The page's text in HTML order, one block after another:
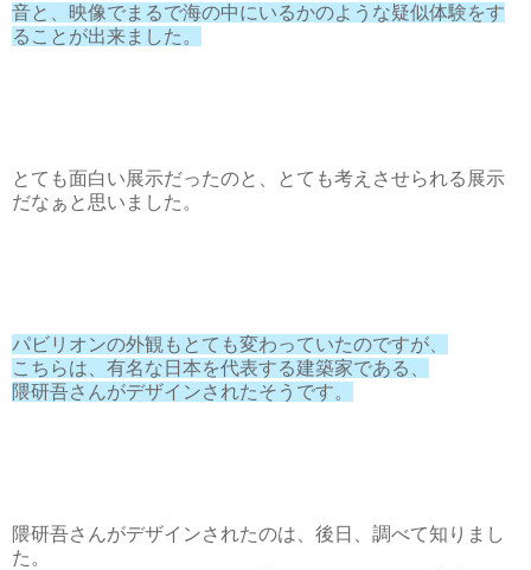
音と、映像でまるで海の中にいるかのような疑似体験をす
ることが出来ました。
とても面白い展示だったのと、とても考えさせられる展示
だなぁと思いました。
パビリオンの外観もとても変わっていたのですが、
こちらは、有名な日本を代表する建築家である、
隈研吾さんがデザインされたそうです。
隈研吾さんがデザインされたのは、後日、調べて知りまし
た。